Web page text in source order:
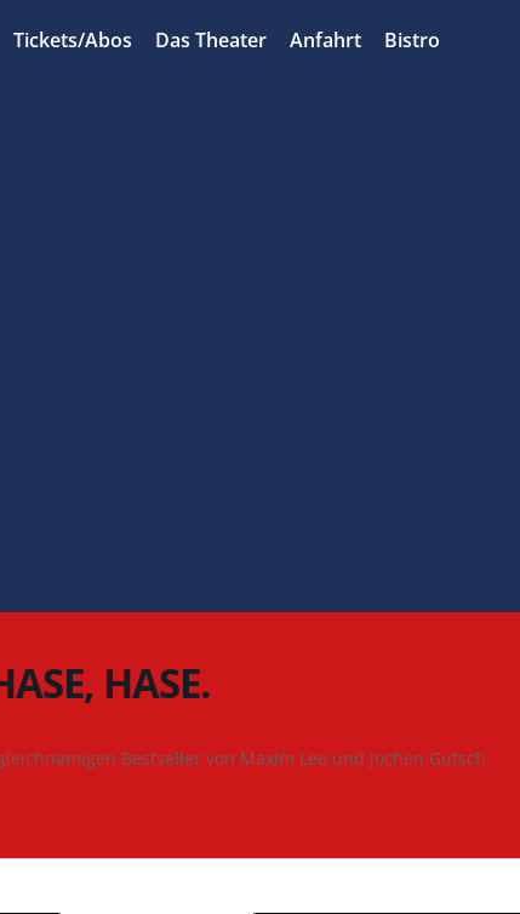
Tickets/Abos Das Theater Anfahrt Bistro
HASE.
Bestseller von Maxim Leo und Jochen Gutsch.